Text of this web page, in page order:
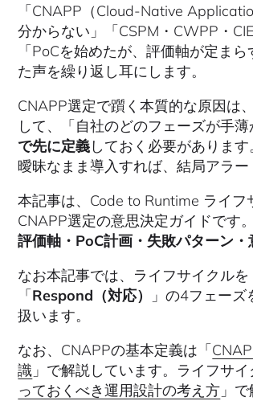
「CNAPP（Cloud-Native
分からない」「CSPM・CWPP・
「PoCを始めたが、評価軸が定ま
た声を繰り返し耳にします。
CNAPP選定で躓く本質的な原因は
して、「自社のどのフェーズが手
で先に定義しておく必要がありま
曖昧なまま導入すれば、結局アラ
本記事は、Code to Runtime ライフ
CNAPP選定の意思決定ガイドです
評価軸・PoC計画・失敗パターン
なお本記事では、ライフサイクルを
「Respond（対応） 」の4フェーズ
扱います。
なお、CNAPPの基本定義は「
識 」で解説しています。ライフサ
っておくべき運用設計の考え方 」